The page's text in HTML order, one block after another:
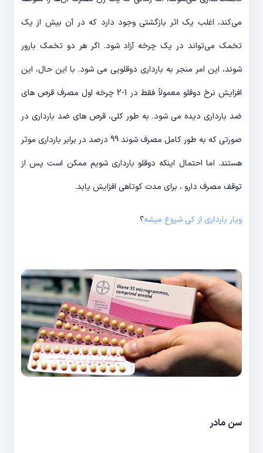
می‌کند، اغلب یک اثر بازگشتی وجود دارد که در آن بیش از یک
تخمک می‌تواند در یک چرخه آزاد شود. اگر هر دو تخمک بارور
شوند، این امر منجر به بارداری دوقلویی می شود. با این حال، این
افزایش نرخ دوقلو معمولاً فقط در 1-2 چرخه اول مصرف قرص های
ضد بارداری دیده می شود. به طور کلی، قرص های ضد بارداری در
صورتی که به طور کامل مصرف شوند 99 درصد در برابر بارداری موثر
هستند. اما احتمال اینکه دوقلو بارداری شویم ممکن است پس از
توقف مصرف دارو ، برای مدت کوتاهی افزایش یابد.
ویار بارداری از کی شروع میشه؟
سن مادر